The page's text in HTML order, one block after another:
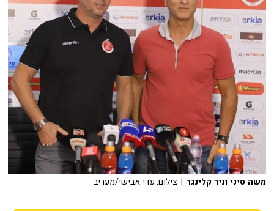
משה סיני וניר קלינגר | צילום: עדי אבישי/מעריב